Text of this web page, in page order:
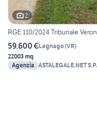
2
RGE 110/2024 Tribunale
59.600 €Legnago(VR)
22003 mq
Agenzia ASTALEGALE.NET